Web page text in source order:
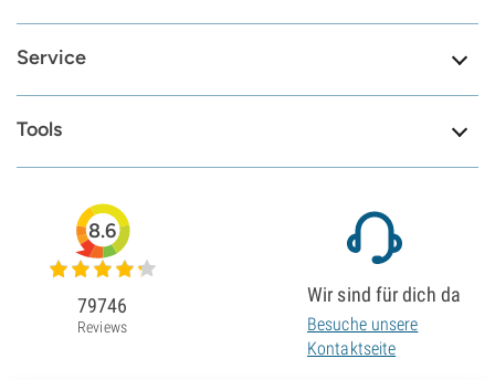
Service
Tools
8.6
79746
Reviews
Wir sind für dich da
Besuche unsere
Kontaktseite